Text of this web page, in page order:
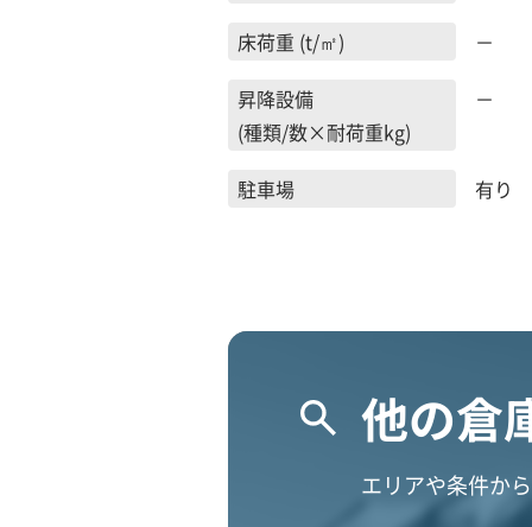
床荷重 (t/㎡)
－
昇降設備
(種類/数×耐荷重kg)
－
駐車場 有り
他の倉
エリアや条件か